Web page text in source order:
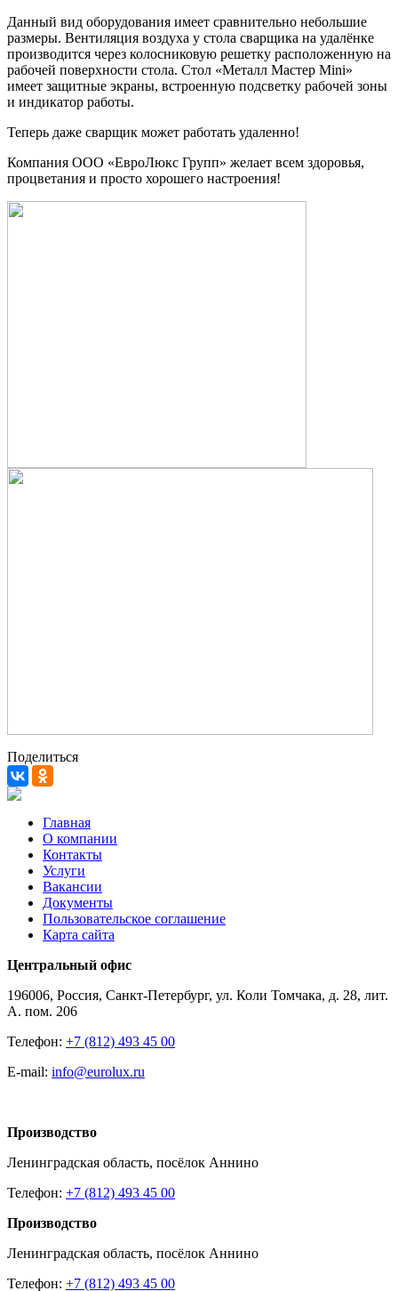
Данный вид оборудования имеет сравнительно небольшие
размеры. Вентиляция воздуха у стола сварщика на удалёнке
производится через колосниковую решетку расположенную на
рабочей поверхности стола. Стол «Металл Мастер Mini»
имеет защитные экраны, встроенную подсветку рабочей зоны
и индикатор работы.
Теперь даже сварщик может работать удаленно!
Компания ООО «ЕвроЛюкс Групп» желает всем здоровья,
процветания и просто хорошего настроения!
Поделиться
Главная
О компании
Контакты
Услуги
Вакансии
Документы
Пользовательское соглашение
Карта сайта
Центральный офис
196006, Россия, Санкт-Петербург, ул. Коли Томчака, д. 28, лит.
А. пом. 206
Телефон: +7 (812) 493 45 00
E-mail: info@eurolux.ru
Производство
Ленинградская область, посёлок Аннино
Телефон: +7 (812) 493 45 00
Производство
Ленинградская область, посёлок Аннино
Телефон: +7 (812) 493 45 00